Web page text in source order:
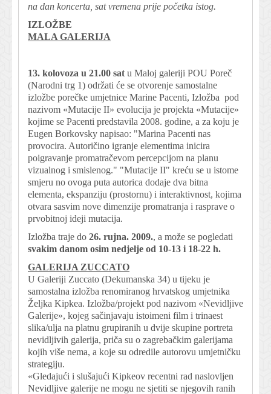
na dan koncerta, sat vremena prije početka istog.
IZLOŽBE
MALA GALERIJA
13. kolovoza u 21.00 sat u Maloj galeriji POU Poreč
(Narodni trg 1) održati će se otvorenje samostalne
izložbe porečke umjetnice Marine Pacenti, Izložba pod
nazivom «Mutacije II» evolucija je projekta «Mutacije»
kojime se Pacenti predstavila 2008. godine, a za koju je
Eugen Borkovsky napisao: "Marina Pacenti nas
provocira. Autoričino igranje elementima inicira
poigravanje promatračevom percepcijom na planu
vizualnog i smislenog." "Mutacije II" kreću se u istome
smjeru no ovoga puta autorica dodaje dva bitna
elementa, ekspanziju (prostornu) i interaktivnost, kojima
otvara sasvim nove dimenzije promatranja i rasprave o
prvobitnoj ideji mutacija.
Izložba traje do 26. rujna. 2009., a može se pogledati
svakim danom osim nedjelje od 10-13 i 18-22 h.
GALERIJA ZUCCATO
U Galeriji Zuccato (Dekumanska 34) u tijeku je
samostalna izložba renomiranog hrvatskog umjetnika
Željka Kipkea. Izložba/projekt pod nazivom «Nevidljive
Galerije», kojeg sačinjavaju istoimeni film i trinaest
slika/ulja na platnu grupiranih u dvije skupine portreta
nevidljivih galerija, priča su o zagrebačkim galerijama
kojih više nema, a koje su odredile autorovu umjetničku
strategiju.
«Gledajući i slušajući Kipkeov recentni rad naslovljen
Nevidljive galerije ne mogu ne sjetiti se njegovih ranih